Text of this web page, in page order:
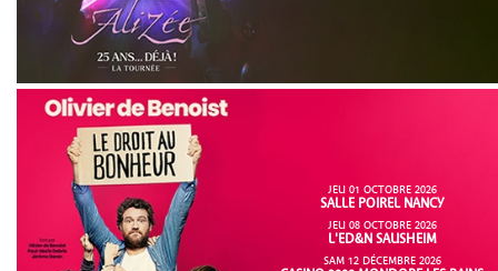
JEU 01 OCTOBRE 2026
SALLE POIREL NANCY
JEU 08 OCTOBRE 2026
L'ED&N SAUSHEIM
SAM 12 DÉCEMBRE 2026